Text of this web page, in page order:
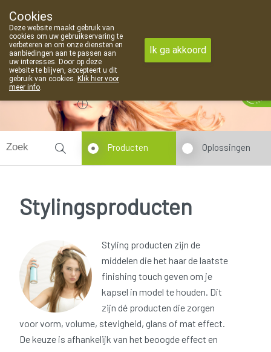
09 373 94 03
Vandaag
Producten Oplossingen
Stylingsproducten
Styling producten zijn de
middelen die het haar de laatste
finishing touch geven om je
kapsel in model te houden. Dit
zijn dé producten die zorgen
voor vorm, volume, stevigheid, glans of mat effect.
De keuze is afhankelijk van het beoogde effect en
Cookies
Deze website maakt gebruik van
cookies om uw gebruikservaring te
verbeteren en om onze diensten en
aanbiedingen aan te passen aan
uw interesses. Door op deze
website te blijven, accepteert u dit
gebruik van cookies. Klik hier voor
meer info.
Ik ga akkoord